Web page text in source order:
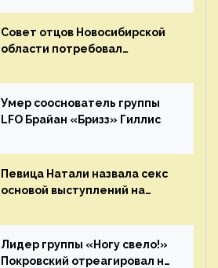
Совет отцов Новосибирской
области потребовал
«Сплин»
Умер сооснователь группы
LFO Брайан «Бризз» Гиллис
Певица Натали назвала секс
основой выступлений на
Лидер группы «Ногу свело!»
Покровский отреагировал на